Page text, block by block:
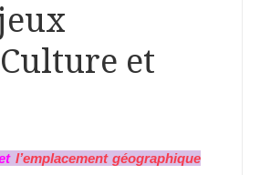
et
l’emplacement géographique